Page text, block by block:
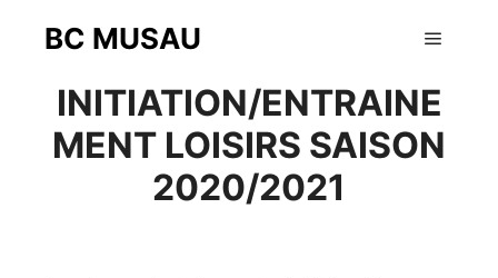
BC MUSAU28 septembre 2020
INITIATION/ENTRAINE
MENT LOISIRS SAISON
2020/2021